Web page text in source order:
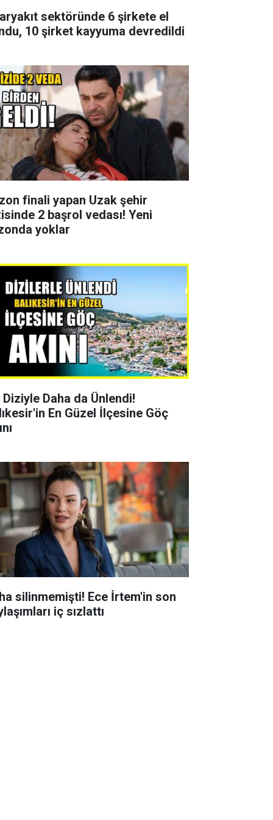
sektöründe 6 şirkete el
10 şirket kayyuma devredildi
finali yapan Uzak şehir
2 başrol vedası! Yeni
yoklar
Daha da Ünlendi!
En Güzel İlçesine Göç
silinmemişti! Ece İrtem'in son
iç sızlattı